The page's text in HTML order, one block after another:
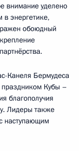
внимание уделено
энергетике,
обоюдный
Канеля Бермудеса
Кубы –
благополучия
Лидеры также
наступающим